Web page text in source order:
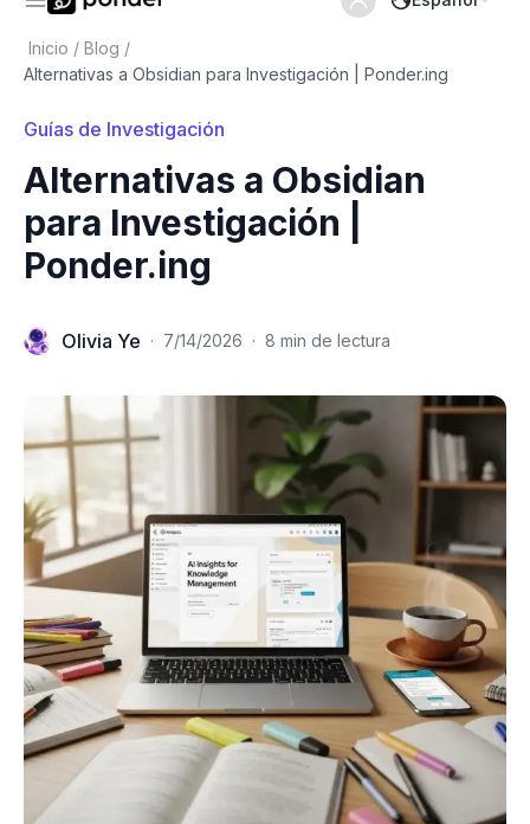
Inicio / Blog /
Alternativas a Obsidian para Investigación | Ponder.ing
Guías de Investigación
Alternativas a Obsidian
para Investigación |
Ponder.ing
Olivia Ye · 7/14/2026 · 8 min de lectura